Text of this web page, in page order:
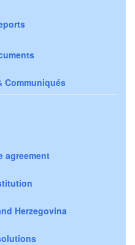
Communiqués
agreement
Herzegovina